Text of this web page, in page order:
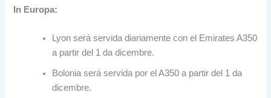
In Europa:
Lyon será servida diariamente con el Emirates A350
a partir del 1 da dicembre.
Bolonia será servida por el A350 a partir del 1 da
dicembre.